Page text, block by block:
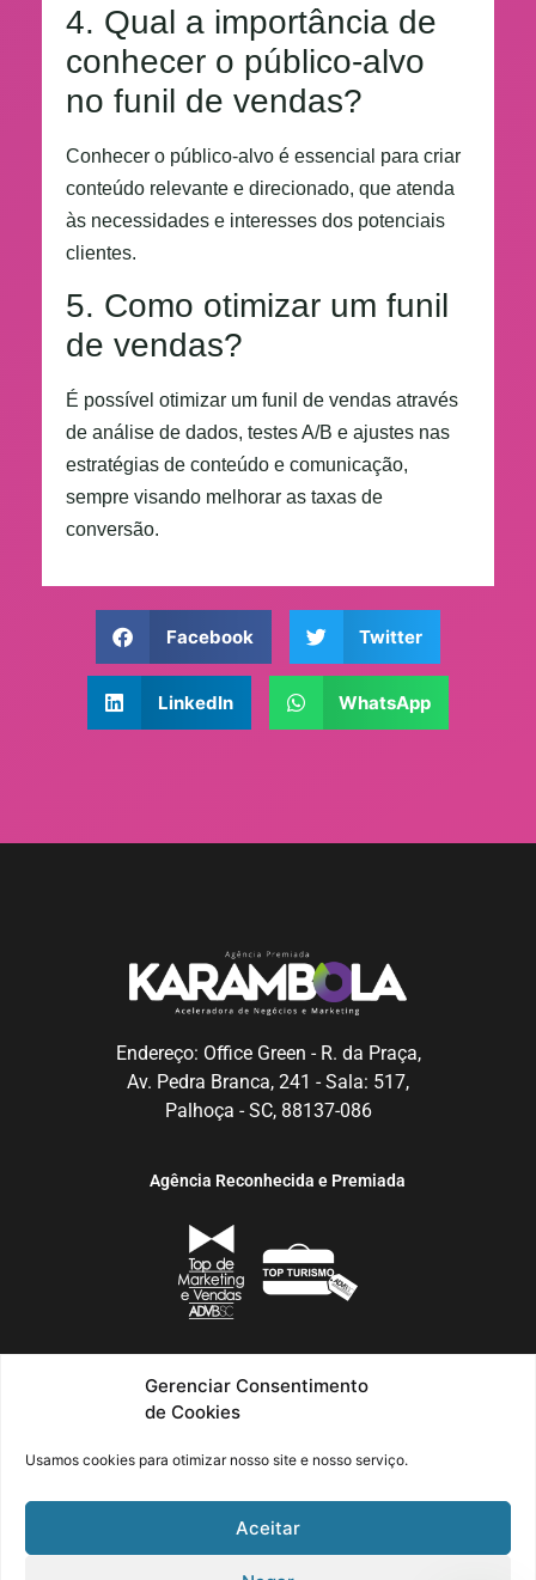
Gerenciar Consentimento
de Cookies
Usamos cookies para otimizar nosso site e nosso serviço.
Aceitar
4. Qual a importância de
conhecer o público-alvo
no funil de vendas?
Conhecer o público-alvo é essencial para criar
conteúdo relevante e direcionado, que atenda
às necessidades e interesses dos potenciais
clientes.
5. Como otimizar um funil
de vendas?
É possível otimizar um funil de vendas através
de análise de dados, testes A/B e ajustes nas
estratégias de conteúdo e comunicação,
sempre visando melhorar as taxas de
conversão.
Facebook Twitter
LinkedIn WhatsApp
Endereço: Office Green - R. da Praça,
Av. Pedra Branca, 241 - Sala: 517,
Palhoça - SC, 88137-086
Agência Reconhecida e Premiada
Política de Privacidade